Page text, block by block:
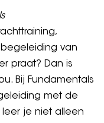
van
praat? Dan is
Bij Fundamentals
met de
je niet alleen